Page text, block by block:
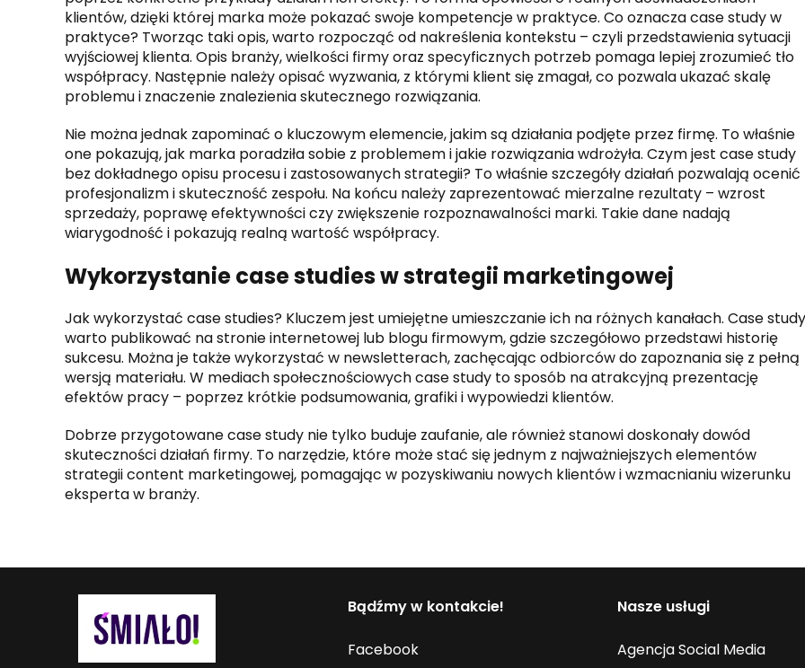
klientów, dzięki której marka może pokazać swoje kompetencje w praktyce. Co oznacza case study w
praktyce? Tworząc taki opis, warto rozpocząć od nakreślenia kontekstu – czyli przedstawienia sytuacji
wyjściowej klienta. Opis branży, wielkości firmy oraz specyficznych potrzeb pomaga lepiej zrozumieć tło
współpracy. Następnie należy opisać wyzwania, z którymi klient się zmagał, co pozwala ukazać skalę
problemu i znaczenie znalezienia skutecznego rozwiązania.
Nie można jednak zapominać o kluczowym elemencie, jakim są działania podjęte przez firmę. To właśnie
one pokazują, jak marka poradziła sobie z problemem i jakie rozwiązania wdrożyła. Czym jest case study
bez dokładnego opisu procesu i zastosowanych strategii? To właśnie szczegóły działań pozwalają ocenić
profesjonalizm i skuteczność zespołu. Na końcu należy zaprezentować mierzalne rezultaty – wzrost
sprzedaży, poprawę efektywności czy zwiększenie rozpoznawalności marki. Takie dane nadają
wiarygodność i pokazują realną wartość współpracy.
Wykorzystanie case studies w strategii marketingowej
Jak wykorzystać case studies? Kluczem jest umiejętne umieszczanie ich na różnych kanałach. Case study
warto publikować na stronie internetowej lub blogu firmowym, gdzie szczegółowo przedstawi historię
sukcesu. Można je także wykorzystać w newsletterach, zachęcając odbiorców do zapoznania się z pełną
wersją materiału. W mediach społecznościowych case study to sposób na atrakcyjną prezentację
efektów pracy – poprzez krótkie podsumowania, grafiki i wypowiedzi klientów.
Dobrze przygotowane case study nie tylko buduje zaufanie, ale również stanowi doskonały dowód
skuteczności działań firmy. To narzędzie, które może stać się jednym z najważniejszych elementów
strategii content marketingowej, pomagając w pozyskiwaniu nowych klientów i wzmacnianiu wizerunku
eksperta w branży.
Bądźmy w kontakcie!
Facebook
Nasze usługi
Agencja Social Media